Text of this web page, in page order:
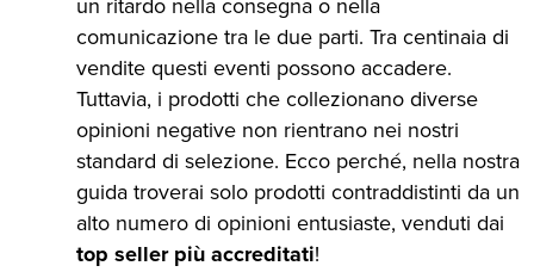
comunicazione tra le due parti. Tra centinaia di
vendite questi eventi possono accadere.
Tuttavia, i prodotti che collezionano diverse
opinioni negative non rientrano nei nostri
standard di selezione. Ecco perché, nella nostra
guida troverai solo prodotti contraddistinti da un
alto numero di opinioni entusiaste, venduti dai
top seller più accreditati!